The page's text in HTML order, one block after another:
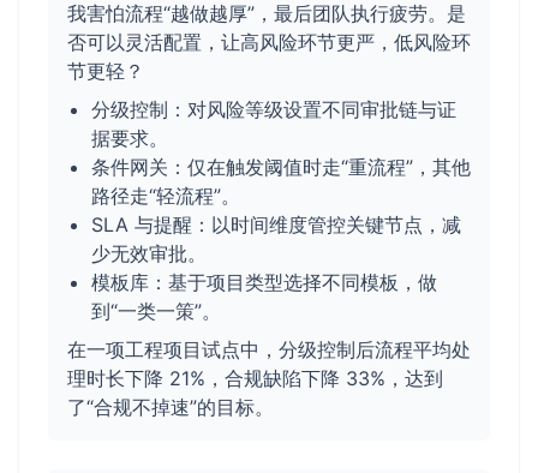
我害怕流程“越做越厚”，最后团队执行疲劳。是
否可以灵活配置，让高风险环节更严，低风险环
节更轻？
分级控制：对风险等级设置不同审批链与证
据要求。
条件网关：仅在触发阈值时走“重流程”，其他
路径走“轻流程”。
SLA 与提醒：以时间维度管控关键节点，减
少无效审批。
模板库：基于项目类型选择不同模板，做
到“一类一策”。
在一项工程项目试点中，分级控制后流程平均处
理时长下降 21%，合规缺陷下降 33%，达到
了“合规不掉速”的目标。